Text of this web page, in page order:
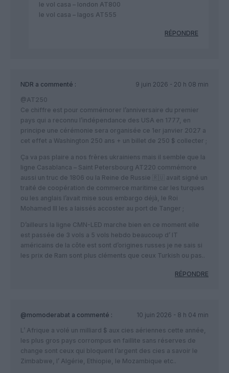
le vol casa – london AT800
le vol casa – lagos AT555
RÉPONDRE
NDR a commenté :
9 juin 2026 - 20 h 08 min
@AT250
Ce chiffre est pour commémorer l’anniversaire du premier
pays qui a reconnu l’indépendance des USA en 1777, en
principe une cérémonie sera organisée ce 1er janvier 2027 a
cet effet a Washington 250 ans + un billet de 250 $ collecter ;
Ça va pas plaire a nos frères ukrainiens mais il semble que la
ligne Casablanca – Saint Petersbourg AT220 commémore
aussi un truc de 1806 ou la Reine de Russie 🇷🇺 avait signé un
traité de coopération de commerce maritime car les turques
ou les anglais l’avait mise sous embargo déjà, le Roi
Mohamed III les a laissés accoster au port de Tanger ;
D’ailleurs la ligne CMN-LED marche bien en ce moment elle
est passée de 3 vols a 5 vols hebdo beaucoup d’ IT
américains de la côte est sont d’origines russes je ne sais si
les prix de Ram sont plus cléments que ceux Turkish ou pas..
RÉPONDRE
@momoderabat a commenté :
10 juin 2026 - 8 h 04 min
L’ Afrique a volé un milliard $ aux cies aériennes cette année,
les plus gros pays corrompus en faillite sans réserves de
change sont ceux qui bloquent l’argent des cies a savoir le
Zimbabwe, l’ Algérie, Ethiopie, le Mozambique etc..